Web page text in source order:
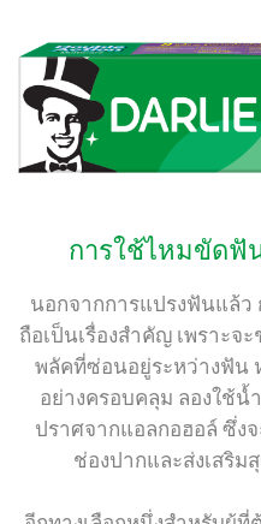
การใช้ไหมขัดฟั
นอกจากการแปรงฟันแล้
ถือเป็นเรื่องสำคัญ เพราะจ
พลัคที่ซ่อนอยู่ระหว่างฟัน
อย่างครอบคลุม ลองใช้
ปราศจากแอลกอฮอล์ ซึ่ง
ช่องปากและส่งเสริ